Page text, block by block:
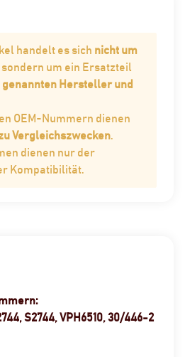
handelt es sich nicht um
sondern um ein Ersatzteil
Hersteller und
OEM-Nummern dienen
Vergleichszwecken.
dienen nur der
Kompatibilität.
S2744, VPH6510, 30/446-2